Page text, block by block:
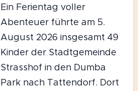
Ein Ferientag voller
Abenteuer führte am 5.
August 2026 insgesamt 49
Kinder der Stadtgemeinde
Strasshof in den Dumba
Park nach Tattendorf. Dort